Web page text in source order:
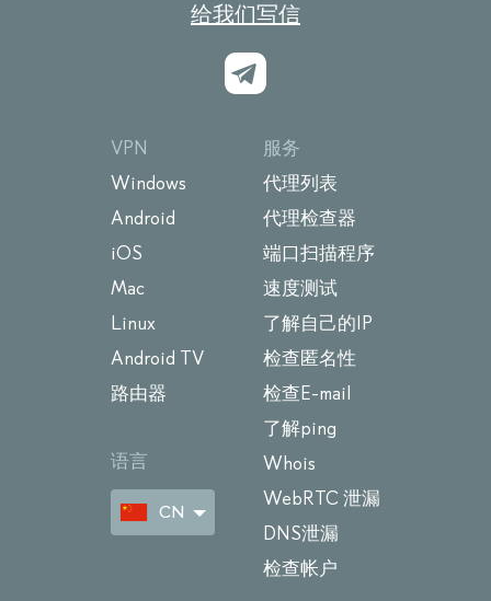
给我们写信
VPN
Windows
Android
iOS
Mac
Linux
Android TV
路由器
语言
CN
服务
代理列表
代理检查器
端口扫描程序
速度测试
了解自己的IP
检查匿名性
检查E-mail
了解ping
Whois
WebRTC 泄漏
DNS泄漏
检查帐户